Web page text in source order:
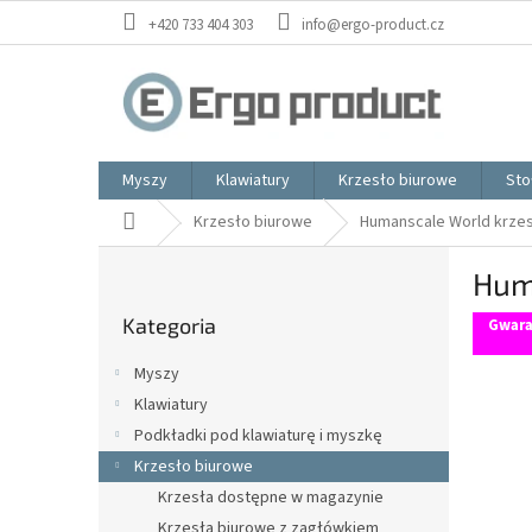
+420 733 404 303 info@ergo-product.cz
Myszy Klawiatury Krzesło biurowe
Home Krzesło biurowe Humanscale World
kategorie
Kategoria
Myszy
Klawiatury
Podkładki pod klawiaturę i myszkę
Krzesło biurowe
Krzesła dostępne w magazynie